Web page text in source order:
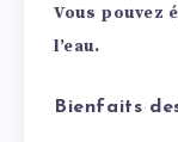
Vous pouvez
l’eau.
Bienfaits